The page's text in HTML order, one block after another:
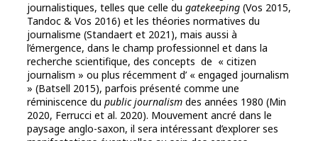
journalistiques, telles que celle du gatekeeping (Vos 2015,
Tandoc & Vos 2016) et les théories normatives du
journalisme (Standaert et 2021), mais aussi à
l’émergence, dans le champ professionnel et dans la
recherche scientifique, des concepts de « citizen
journalism » ou plus récemment d’ « engaged journalism
» (Batsell 2015), parfois présenté comme une
réminiscence du public journalism des années 1980 (Min
2020, Ferrucci et al. 2020). Mouvement ancré dans le
paysage anglo-saxon, il sera intéressant d’explorer ses